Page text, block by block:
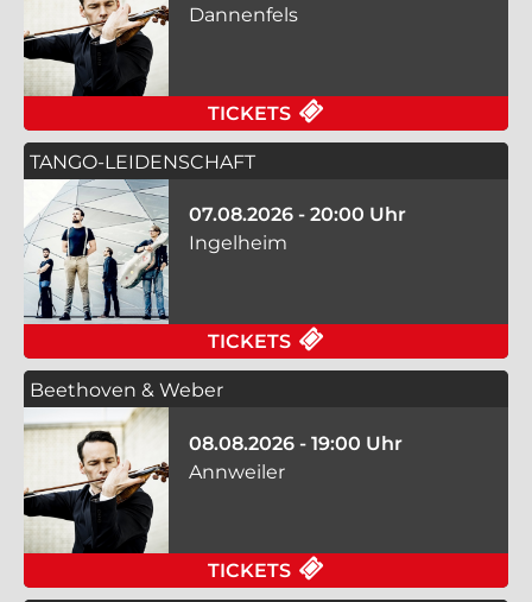
Dannenfels
TICKETS
TANGO-LEIDENSCHAFT
07.08.2026 - 20:00 Uhr
Ingelheim
TICKETS
Beethoven & Weber
08.08.2026 - 19:00 Uhr
Annweiler
TICKETS